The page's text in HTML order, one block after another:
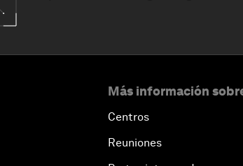
Más información
Centros
Reuniones